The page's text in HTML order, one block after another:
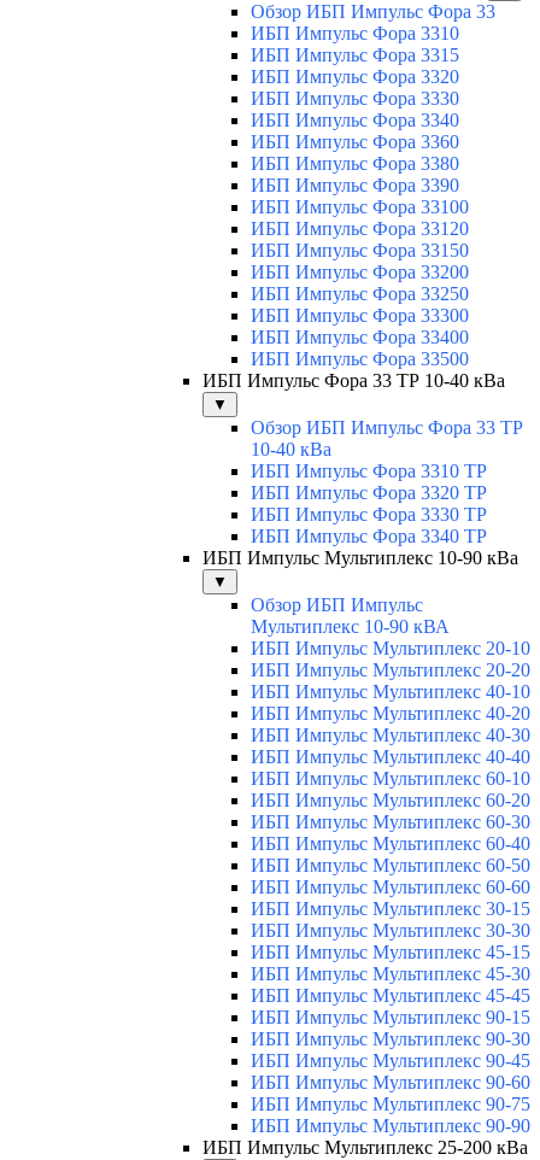
Обзор ИБП Импульс Фора 33
ИБП Импульс Фора 3310
ИБП Импульс Фора 3315
ИБП Импульс Фора 3320
ИБП Импульс Фора 3330
ИБП Импульс Фора 3340
ИБП Импульс Фора 3360
ИБП Импульс Фора 3380
ИБП Импульс Фора 3390
ИБП Импульс Фора 33100
ИБП Импульс Фора 33120
ИБП Импульс Фора 33150
ИБП Импульс Фора 33200
ИБП Импульс Фора 33250
ИБП Импульс Фора 33300
ИБП Импульс Фора 33400
ИБП Импульс Фора 33500
ИБП Импульс Фора 33 ТР 10-40 кВа
▼
Обзор ИБП Импульс Фора 33 ТР
10-40 кВа
ИБП Импульс Фора 3310 ТР
ИБП Импульс Фора 3320 ТР
ИБП Импульс Фора 3330 ТР
ИБП Импульс Фора 3340 ТР
ИБП Импульс Мультиплекс 10-90 кВа
▼
Обзор ИБП Импульс
Мультиплекс 10-90 кВА
ИБП Импульс Мультиплекс 20-10
ИБП Импульс Мультиплекс 20-20
ИБП Импульс Мультиплекс 40-10
ИБП Импульс Мультиплекс 40-20
ИБП Импульс Мультиплекс 40-30
ИБП Импульс Мультиплекс 40-40
ИБП Импульс Мультиплекс 60-10
ИБП Импульс Мультиплекс 60-20
ИБП Импульс Мультиплекс 60-30
ИБП Импульс Мультиплекс 60-40
ИБП Импульс Мультиплекс 60-50
ИБП Импульс Мультиплекс 60-60
ИБП Импульс Мультиплекс 30-15
ИБП Импульс Мультиплекс 30-30
ИБП Импульс Мультиплекс 45-15
ИБП Импульс Мультиплекс 45-30
ИБП Импульс Мультиплекс 45-45
ИБП Импульс Мультиплекс 90-15
ИБП Импульс Мультиплекс 90-30
ИБП Импульс Мультиплекс 90-45
ИБП Импульс Мультиплекс 90-60
ИБП Импульс Мультиплекс 90-75
ИБП Импульс Мультиплекс 90-90
ИБП Импульс Мультиплекс 25-200 кВа